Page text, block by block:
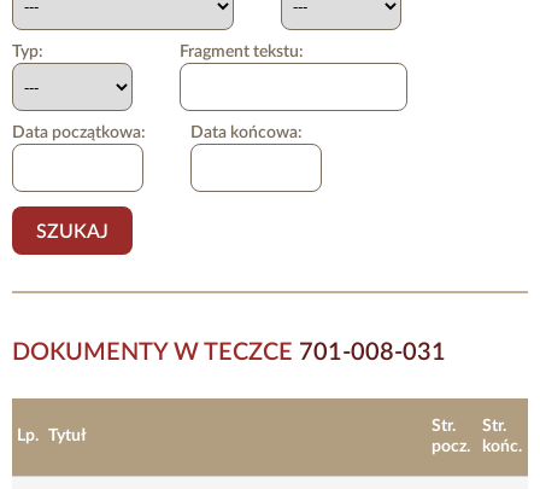
Typ: Fragment tekstu:
Data początkowa: Data końcowa:
DOKUMENTY W TECZCE 701-008-031
Lp. Tytuł
Str.
pocz.
Str.
końc.